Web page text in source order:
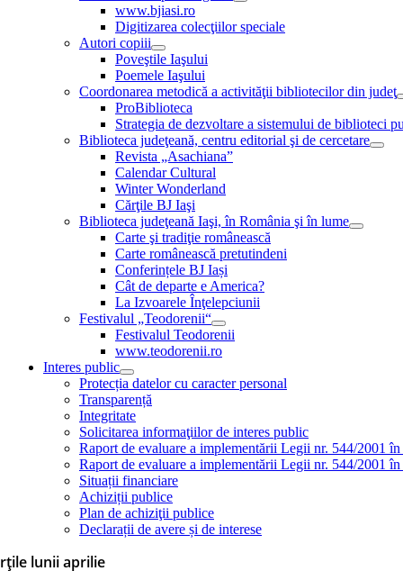
www.bjiasi.ro
Digitizarea colecţiilor speciale
Autori copiii
Poveştile Iaşului
Poemele Iaşului
Coordonarea metodică a activităţii bibliotecilor din judeţ
ProBiblioteca
Strategia de dezvoltare a sistemului de biblioteci
Biblioteca judeţeană, centru editorial şi de cercetare
Revista „Asachiana”
Calendar Cultural
Winter Wonderland
Cărţile BJ Iaşi
Biblioteca judeţeană Iaşi, în România şi în lume
Carte şi tradiţie românească
Carte românească pretutindeni
Conferințele BJ Iași
Cât de departe e America?
La Izvoarele Înţelepciunii
Festivalul „Teodorenii“
Festivalul Teodorenii
www.teodorenii.ro
Interes public
Protecția datelor cu caracter personal
Transparență
Integritate
Solicitarea informaţiilor de interes public
Raport de evaluare a implementării Legii nr. 544/2001
Raport de evaluare a implementării Legii nr. 544/2001
Situații financiare
Achiziții publice
Plan de achiziţii publice
Declarații de avere și de interese
lunii aprilie